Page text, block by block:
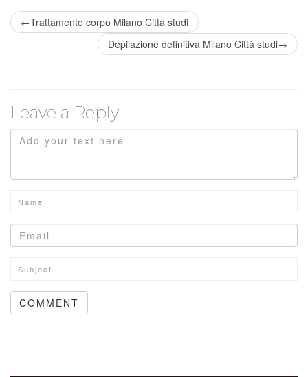
←Trattamento corpo Milano Città studi
Depilazione definitiva Milano Città studi→
Leave a Reply